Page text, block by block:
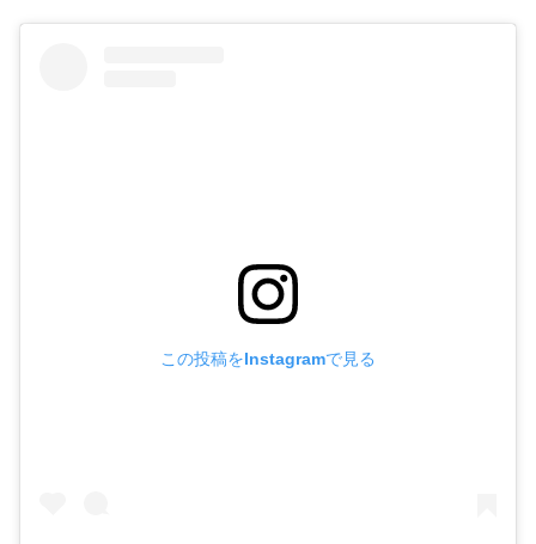
この投稿をInstagramで見る